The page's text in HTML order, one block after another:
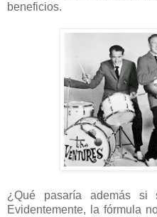
beneficios.
¿Qué pasaría además si
Evidentemente, la fórmula